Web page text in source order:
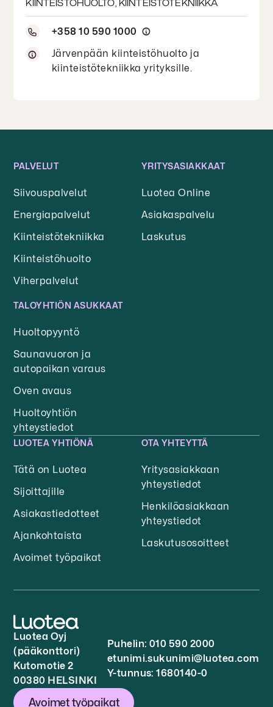
KIINTEISTÖHUOLTO, KIINTEISTÖTEKNIIKKA
+358 10 590 1000
Järvenpään kiinteistöhuolto ja
kiinteistötekniikka yrityksille.
PALVELUT
Siivouspalvelut
Energiapalvelut
Kiinteistötekniikka
Kiinteistöhuolto
Viherpalvelut
YRITYSASIAKKAAT
Luotea Online
Asiakaspalvelu
Laskutus
TALOYHTIÖN ASUKKAAT
Huoltopyyntö
Saunavuoron ja
autopaikan varaus
Oven avaus
Huoltoyhtiön
yhteystiedot
LUOTEA YHTIÖNÄ
Tätä on Luotea
Sijoittajille
Asiakastiedotteet
Ajankohtaista
Avoimet työpaikat
OTA YHTEYTTÄ
Yritysasiakkaan
yhteystiedot
Henkilöasiakkaan
yhteystiedot
Laskutusosoitteet
Luotea Oyj
(pääkonttori)
Kutomotie 2
00380 HELSINKI
Puhelin: 010 590 2000
etunimi.sukunimi@luotea.com
Y-tunnus: 1680140-0
Avoimet työpaikat